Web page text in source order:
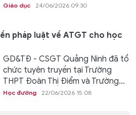
Giáo dục 24/06/2026 09:30
pháp luật về ATGT cho học
GD&TĐ - CSGT Quảng Ninh đã tổ
chức tuyên truyền tại Trường
THPT Đoàn Thị Điểm và Trường...
Học đường 22/06/2026 15:08